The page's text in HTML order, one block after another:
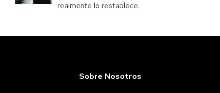
realmente lo restablece.
Sobre Nosotros